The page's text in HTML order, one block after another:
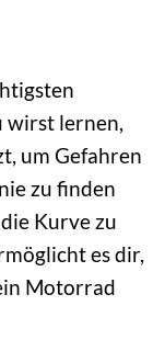
wirst lernen,
um Gefahren
zu finden
Kurve zu
es dir,
Motorrad